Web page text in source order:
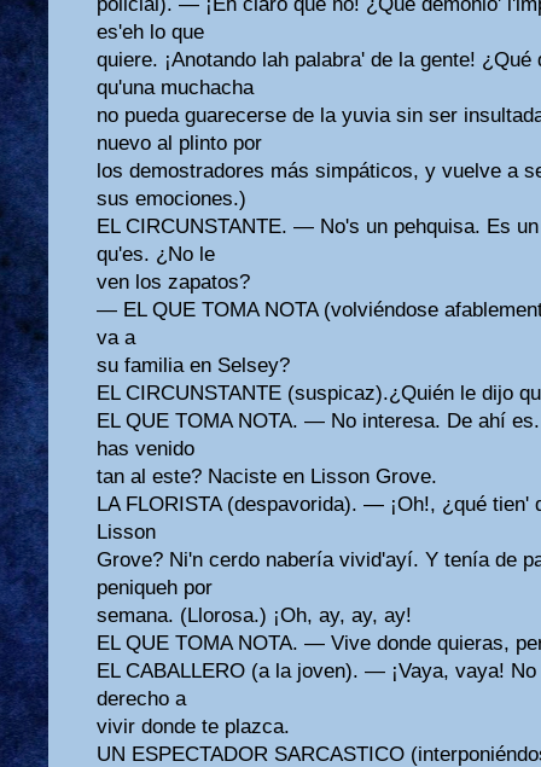
es'eh lo que
quiere. ¡Anotando lah palabra' de la gente! ¿Qué
qu'una muchacha
no pueda guarecerse de la yuvia sin ser
nuevo al plinto por
los demostradores más simpáticos, y vuelve a
sus emociones.)
EL CIRCUNSTANTE. — No's un pehquisa. Es
qu'es. ¿No le
ven los zapatos?
— EL QUE TOMA NOTA (volviéndose
va a
su familia en Selsey?
EL CIRCUNSTANTE (suspicaz).¿Quién le dijo
EL QUE TOMA NOTA. — No interesa. De ahí
has venido
tan al este? Naciste en Lisson Grove.
LA FLORISTA (despavorida). — ¡Oh!, ¿qué tien'
Lisson
Grove? Ni'n cerdo nabería vivid'ayí. Y tenía de
peniqueh por
semana. (Llorosa.) ¡Oh, ay, ay, ay!
EL QUE TOMA NOTA. — Vive donde quieras,
EL CABALLERO (a la joven). — ¡Vaya, vaya!
derecho a
vivir donde te plazca.
UN ESPECTADOR SARCASTICO